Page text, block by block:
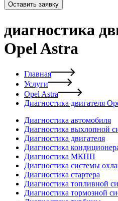
Оставить заявку
диагностика
Opel Astra
Главная
Услуги
Opel Astra
Диагностика двигателя
Диагностика автомобиля
Диагностика выхлопной
Диагностика двигателя
Диагностика
Диагностика МКПП
Диагностика системы
Диагностика стартера
Диагностика топливной
Диагностика тормозной